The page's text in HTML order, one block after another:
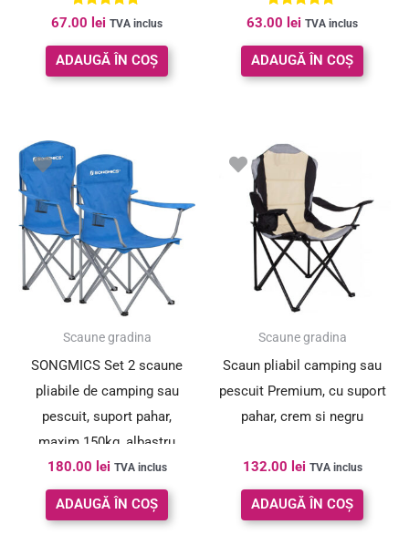
Evaluat la
5.00
din 5
67.00 lei TVA inclus
ADAUGĂ ÎN COȘ
Evaluat la
5.00
din 5
63.00 lei TVA inclus
ADAUGĂ ÎN COȘ
Scaune gradina
SONGMICS Set 2 scaune
pliabile de camping sau
pescuit, suport pahar,
maxim 150kg, albastru
180.00 lei TVA inclus
ADAUGĂ ÎN COȘ
Scaune gradina
Scaun pliabil camping sau
pescuit Premium, cu suport
pahar, crem si negru
132.00 lei TVA inclus
ADAUGĂ ÎN COȘ